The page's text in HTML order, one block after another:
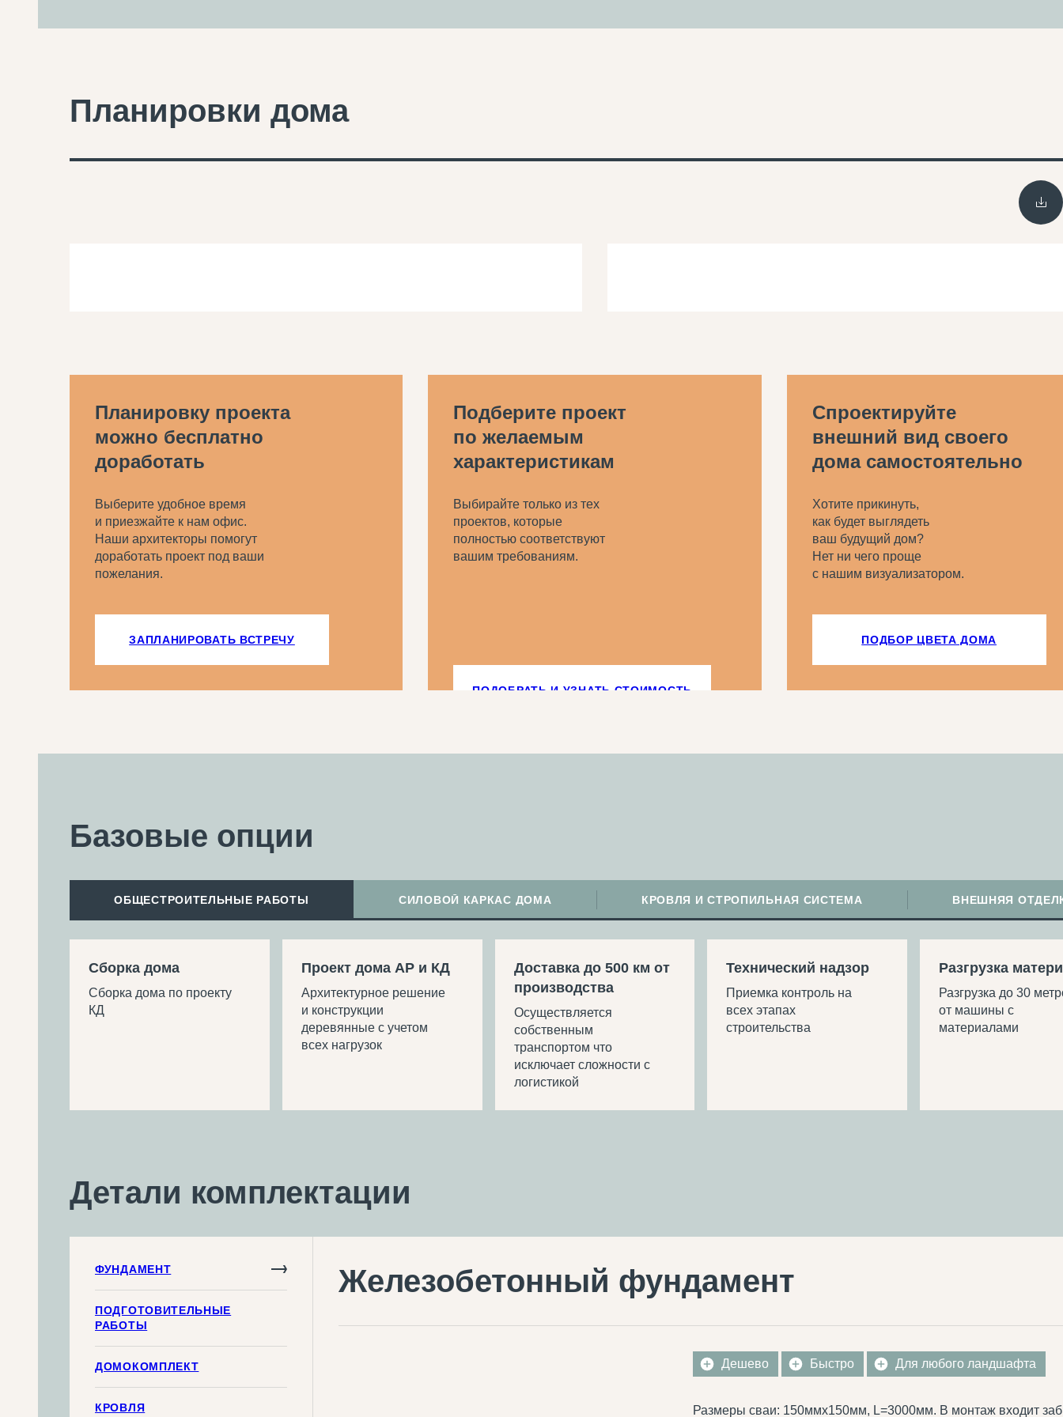
Планировки дома
Планировку проекта
можно бесплатно
доработать
Выберите удобное время
и приезжайте к нам офис.
Наши архитекторы помогут
доработать проект под ваши
пожелания.
ЗАПЛАНИРОВАТЬ ВСТРЕЧУ
Подберите проект
по желаемым
характеристикам
Выбирайте только из тех
проектов, которые
полностью соответствуют
вашим требованиям.
ПОДОБРАТЬ И УЗНАТЬ СТОИМОСТЬ
Спроектируйте
внешний вид своего
дома самостоятельно
Хотите прикинуть,
как будет выглядеть
ваш будущий дом?
Нет ни чего проще
с нашим визуализатором.
ПОДБОР ЦВЕТА ДОМА
Базовые опции
ОБЩЕСТРОИТЕЛЬНЫЕ РАБОТЫ СИЛОВОЙ КАРКАС ДОМА КРОВЛЯ И СТРОПИЛЬНАЯ СИСТЕМА ВНЕШНЯЯ
Сборка дома
Сборка дома по проекту
КД
Проект дома АР и КД
Архитектурное решение
и конструкции
деревянные с учетом
всех нагрузок
Доставка до 500 км от
производства
Осуществляется
собственным
транспортом что
исключает сложности с
логистикой
Технический надзор
Приемка контроль на
всех этапах
строительства
Разгрузка
Разгрузка до 30
от машины с
материалами
Детали комплектации
ФУНДАМЕНТ
ПОДГОТОВИТЕЛЬНЫЕ
РАБОТЫ
ДОМОКОМПЛЕКТ
КРОВЛЯ
Железобетонный фундамент
Дешево Быстро Для любого ландшафта
Размеры сваи: 150ммх150мм, L=3000мм. В монтаж входит